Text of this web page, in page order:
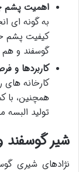
اهمیت پشم
به گونه ای
کیفیت پشم
گوسفند و
کاربردها و
کارخانه های
همچنین، با
تولید البسه
شیر گوسفند
نژادهای شیری